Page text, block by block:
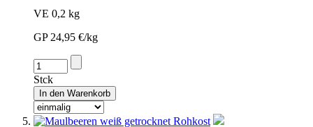
VE 0,2 kg
GP 24,95 €/kg
Stck